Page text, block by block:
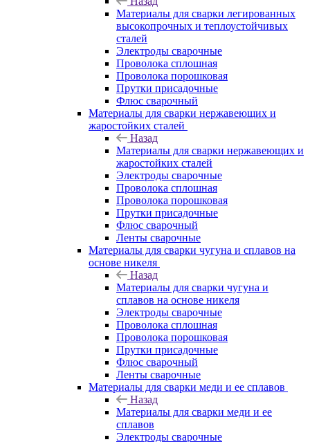
Материалы для сварки легированных
высокопрочных и теплоустойчивых
сталей
Электроды сварочные
Проволока сплошная
Проволока порошковая
Прутки присадочные
Флюс сварочный
Материалы для сварки нержавеющих и
жаростойких сталей
Назад
Материалы для сварки нержавеющих и
жаростойких сталей
Электроды сварочные
Проволока сплошная
Проволока порошковая
Прутки присадочные
Флюс сварочный
Ленты сварочные
Материалы для сварки чугуна и сплавов на
основе никеля
Назад
Материалы для сварки чугуна и
сплавов на основе никеля
Электроды сварочные
Проволока сплошная
Проволока порошковая
Прутки присадочные
Флюс сварочный
Ленты сварочные
Материалы для сварки меди и ее сплавов
Назад
Материалы для сварки меди и ее
сплавов
Электроды сварочные